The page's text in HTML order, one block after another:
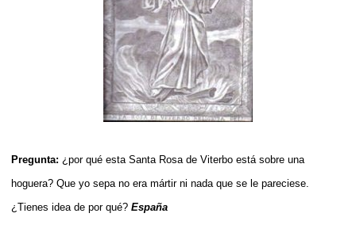
Pregunta: ¿por qué esta Santa Rosa de Viterbo está sobre una
hoguera? Que yo sepa no era mártir ni nada que se le pareciese.
¿Tienes idea de por qué? España